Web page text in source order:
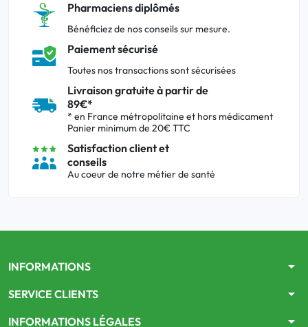
Pharmaciens diplômés
Bénéficiez de nos conseils sur mesure.
Paiement sécurisé
Toutes nos transactions sont sécurisées
Livraison gratuite à partir de
89€*
* en France métropolitaine et hors médicament
Panier minimum de 20€ TTC
Satisfaction client et
conseils
Au coeur de notre métier de santé
INFORMATIONS arrow_drop_down
SERVICE CLIENTS arrow_drop_down
INFORMATIONS LÉGALES arrow_drop_down